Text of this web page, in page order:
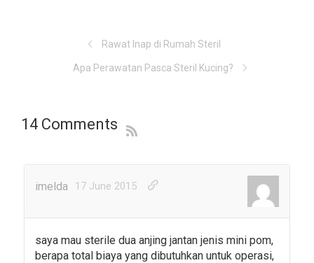
Rawat Inap di Rumah Steril
Apa Perawatan Pasca Steril Kucing?
14 Comments
imelda 17 June 2015
saya mau sterile dua anjing jantan jenis mini pom,
berapa total biaya yang dibutuhkan untuk operasi,